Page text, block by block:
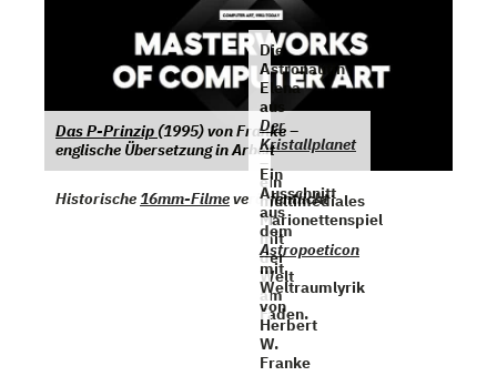
Das P-Prinzip (1995) von Franke –
englische Übersetzung in Arbeit
Historische 16mm-Filmeveröffentlicht
Die
Astronautin
Elena
aus
Der
Kristallplanet
–
ein
multimediales
Marionettenspiel
mit
der
Welt
am
Faden.
Ein
Ausschnitt
aus
dem
Astropoeticon
mit
Weltraumlyrik
von
Herbert
W.
Franke